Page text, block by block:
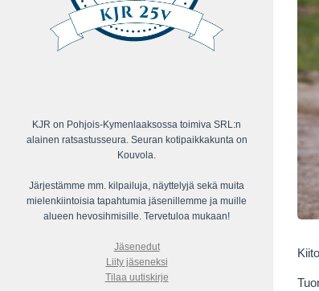
KJR on Pohjois-Kymenlaaksossa toimiva SRL:n
alainen ratsastusseura. Seuran kotipaikkakunta on
Kouvola.
Järjestämme mm. kilpailuja, näyttelyjä sekä muita
mielenkiintoisia tapahtumia jäsenillemme ja muille
alueen hevosihmisille. Tervetuloa mukaan!
Jäsenedut
Liity jäseneksi
Tilaa uutiskirje